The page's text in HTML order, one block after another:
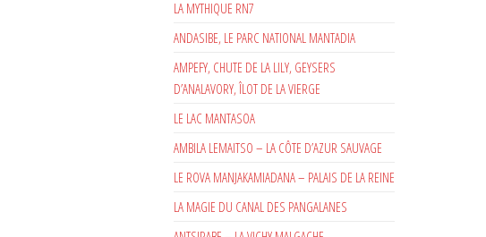
LA MYTHIQUE RN7
ANDASIBE, LE PARC NATIONAL MANTADIA
AMPEFY, CHUTE DE LA LILY, GEYSERS
D’ANALAVORY, ÎLOT DE LA VIERGE
LE LAC MANTASOA
AMBILA LEMAITSO – LA CÔTE D’AZUR SAUVAGE
LE ROVA MANJAKAMIADANA – PALAIS DE LA REINE
LA MAGIE DU CANAL DES PANGALANES